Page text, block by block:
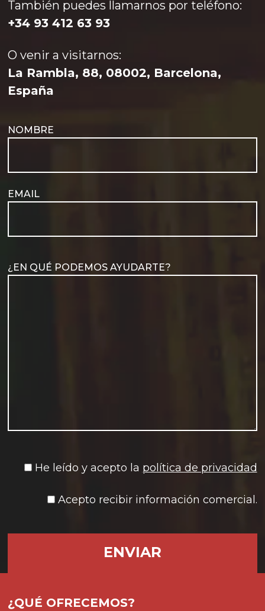
También puedes llamarnos por teléfono:
+34 93 412 63 93
O venir a visitarnos:
La Rambla, 88, 08002, Barcelona,
España
NOMBRE
EMAIL
¿EN QUÉ PODEMOS AYUDARTE?
He leído y acepto la política de privacidad
Acepto recibir información comercial.
¿QUÉ OFRECEMOS?